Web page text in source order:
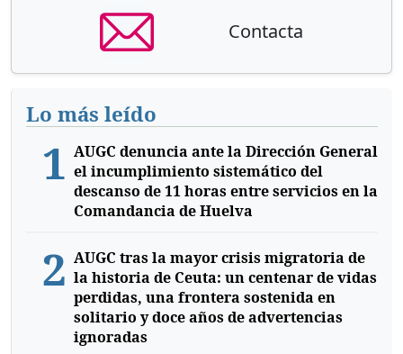
Contacta
Lo más leído
1 AUGC denuncia ante la Dirección General
el incumplimiento sistemático del
descanso de 11 horas entre servicios en la
Comandancia de Huelva
2 AUGC tras la mayor crisis migratoria de
la historia de Ceuta: un centenar de vidas
perdidas, una frontera sostenida en
solitario y doce años de advertencias
ignoradas